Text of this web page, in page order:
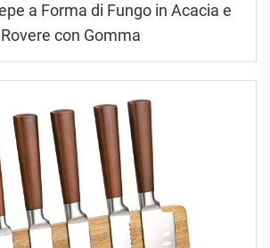
a Forma di Fungo in Acacia e
Rovere con Gomma